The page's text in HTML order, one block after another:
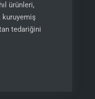
ürünleri,
kuruyemiş
tedariğini